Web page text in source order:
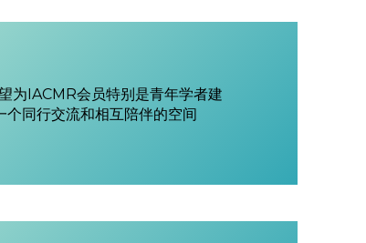
为IACMR会员特别是青年学者建
同行交流和相互陪伴的空间